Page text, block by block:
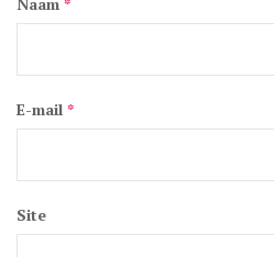
E-mail *
Site